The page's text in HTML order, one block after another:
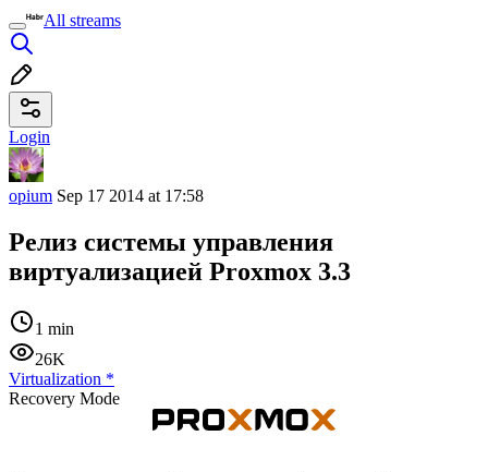
All streams
Login
opium Sep 17 2014 at 17:58
Релиз системы управления
виртуализацией Proxmox 3.3
1 min
26K
Virtualization *
Recovery Mode